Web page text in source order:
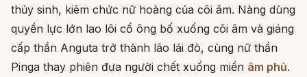
thủy sinh, kiêm chức nữ hoàng của cõi âm. Nàng dùng
quyền lực lớn lao lôi cổ ông bố xuống cõi âm và giáng
cấp thần Anguta trở thành lão lái đò, cùng nữ thần
Pinga thay phiên đưa người chết xuống miền âm phủ.